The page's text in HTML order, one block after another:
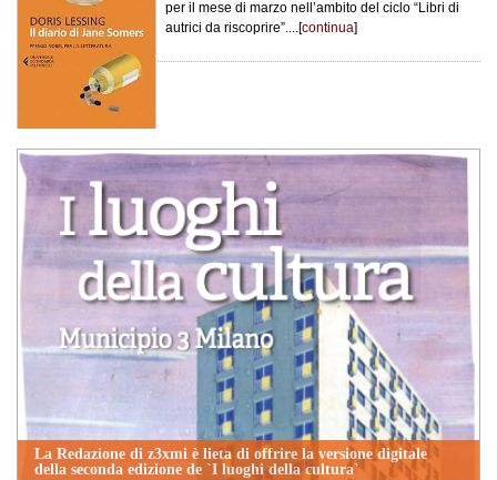
per il mese di marzo nell’ambito del ciclo “Libri di
autrici da riscoprire”....[continua]
La Redazione di z3xmi è lieta di offrire la versione digitale
della seconda edizione de `I luoghi della cultura`